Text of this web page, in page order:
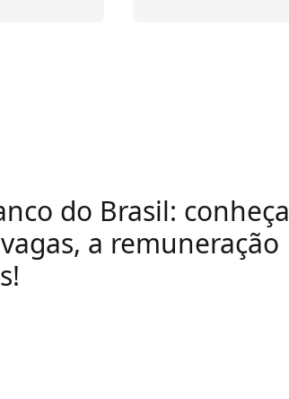
do Brasil: conheça
a remuneração